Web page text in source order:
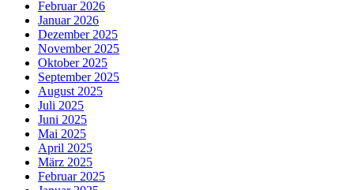
Februar 2026
Januar 2026
Dezember 2025
November 2025
Oktober 2025
September 2025
August 2025
Juli 2025
Juni 2025
Mai 2025
April 2025
März 2025
Februar 2025